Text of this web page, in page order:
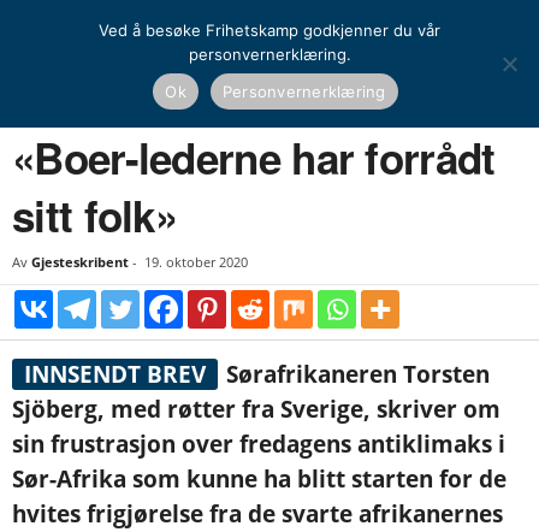
Leserinnlegg «Boer-lederne har forrådt sitt folk»
LESERINNLEGG
«Boer-lederne har forrådt
sitt folk»
Av Gjesteskribent - 19. oktober 2020
INNSENDT BREV
Sørafrikaneren Torsten
Sjöberg, med røtter fra Sverige, skriver om
sin frustrasjon over fredagens antiklimaks i
Sør-Afrika som kunne ha blitt starten for de
hvites frigjørelse fra de svarte afrikanernes
Ved å besøke Frihetskamp godkjenner du vår
personvernerklæring.
Ok
Personvernerklæring